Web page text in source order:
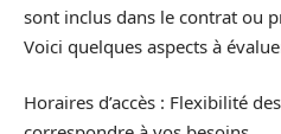
sont inclus dans le contrat ou
Voici quelques aspects à
Horaires d’accès : Flexibilité